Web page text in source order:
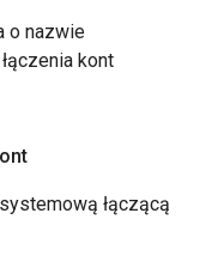
o nazwie
kont
łączącą